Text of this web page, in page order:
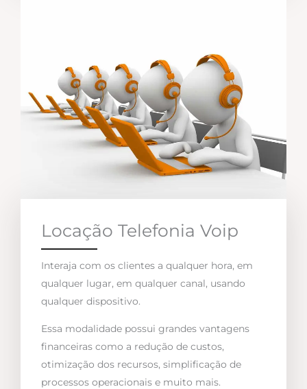
Locação Telefonia Voip
Interaja com os clientes a qualquer hora, em
qualquer lugar, em qualquer canal, usando
qualquer dispositivo.
Essa modalidade possui grandes vantagens
financeiras como a redução de custos,
otimização dos recursos, simplificação de
processos operacionais e muito mais.